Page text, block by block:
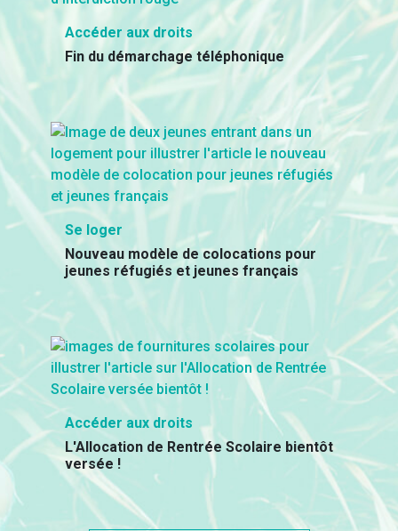
Accéder aux droits
Fin du démarchage téléphonique
Se loger
Nouveau modèle de colocations pour
jeunes réfugiés et jeunes français
Accéder aux droits
L'Allocation de Rentrée Scolaire bientôt
versée !